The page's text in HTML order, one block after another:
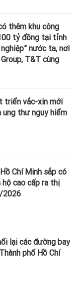
thêm khu công
tỷ đồng tại tỉnh
nước ta, nơi
T&T cùng
triển vắc-xin mới
ung thư nguy hiểm
Chí Minh sắp có
hộ cao cấp ra thị
2026
lại các đường bay
phố Hồ Chí